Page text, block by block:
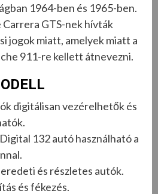
1964-ben és 1965-ben.
GTS-nek hívták
jogok miatt, amelyek miatt a
911-re kellett átnevezni.
digitálisan vezérelhetők és
132 autó használható a
és részletes autók.
és fékezés.